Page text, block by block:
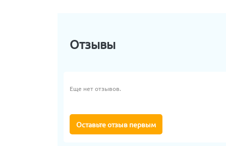
Отзывы
Еще нет отзывов.
Оставьте отзыв первым